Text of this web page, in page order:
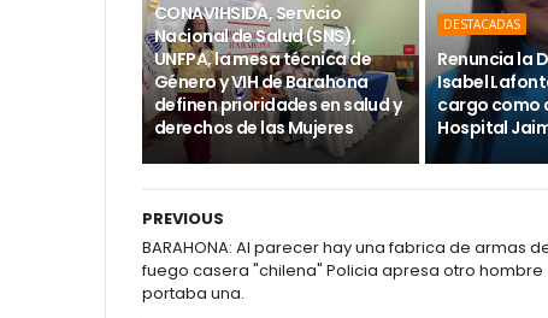
CONAVIHSIDA, Servicio
Nacional de Salud (SNS),
UNFPA, la mesa técnica de
Género y VIH de Barahona
definen prioridades en salud y
derechos de las Mujeres
DESTACADAS
Renuncia la
Isabel
cargo como
Hospital
PREVIOUS
BARAHONA: Al parecer hay una fabrica de armas
fuego casera "chilena" Policia apresa otro hombre
portaba una.